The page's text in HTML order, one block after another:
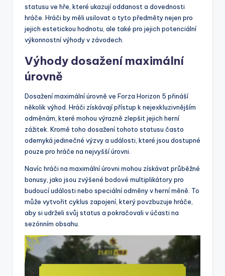
statusu ve hře, které ukazují oddanost a dovednosti
hráče. Hráči by měli usilovat o tyto předměty nejen pro
jejich estetickou hodnotu, ale také pro jejich potenciální
výkonnostní výhody v závodech.
Výhody dosažení maximální
úrovně
Dosažení maximální úrovně ve Forza Horizon 5 přináší
několik výhod. Hráči získávají přístup k nejexkluzivnějším
odměnám, které mohou výrazně zlepšit jejich herní
zážitek. Kromě toho dosažení tohoto statusu často
odemyká jedinečné výzvy a události, které jsou dostupné
pouze pro hráče na nejvyšší úrovni.
Navíc hráči na maximální úrovni mohou získávat průběžné
bonusy, jako jsou zvýšené bodové multiplikátory pro
budoucí události nebo speciální odměny v herní měně. To
může vytvořit cyklus zapojení, který povzbuzuje hráče,
aby si udrželi svůj status a pokračovali v účasti na
sezónním obsahu.